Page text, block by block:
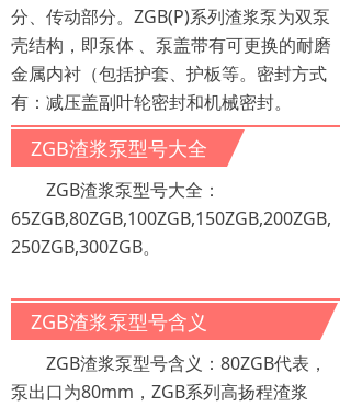
分、传动部分。ZGB(P)系列渣浆泵为双泵
壳结构，即泵体 、泵盖带有可更换的耐磨
金属内衬（包括护套、护板等。密封方式
有：减压盖副叶轮密封和机械密封。
ZGB渣浆泵型号大全
ZGB渣浆泵型号大全：
65ZGB,80ZGB,100ZGB,150ZGB,200ZGB,
250ZGB,300ZGB。
ZGB渣浆泵型号含义
ZGB渣浆泵型号含义：80ZGB代表，
泵出口为80mm，ZGB系列高扬程渣浆